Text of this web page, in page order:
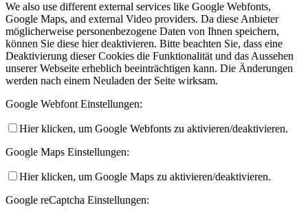
We also use different external services like Google Webfonts,
Google Maps, and external Video providers. Da diese Anbieter
möglicherweise personenbezogene Daten von Ihnen speichern,
können Sie diese hier deaktivieren. Bitte beachten Sie, dass eine
Deaktivierung dieser Cookies die Funktionalität und das Aussehen
unserer Webseite erheblich beeinträchtigen kann. Die Änderungen
werden nach einem Neuladen der Seite wirksam.
Google Webfont Einstellungen:
Hier klicken, um Google Webfonts zu aktivieren/deaktivieren.
Google Maps Einstellungen:
Hier klicken, um Google Maps zu aktivieren/deaktivieren.
Google reCaptcha Einstellungen: